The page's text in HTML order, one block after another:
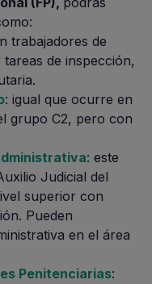
trabajadores de
de inspección,
: igual que ocurre en
grupo C2, pero con
: este
Judicial del
superior con
Pueden
en el área
Penitenciarias: